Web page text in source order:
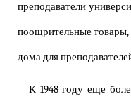
преподаватели
поощрительные товары,
дома для
К 1948 году еще